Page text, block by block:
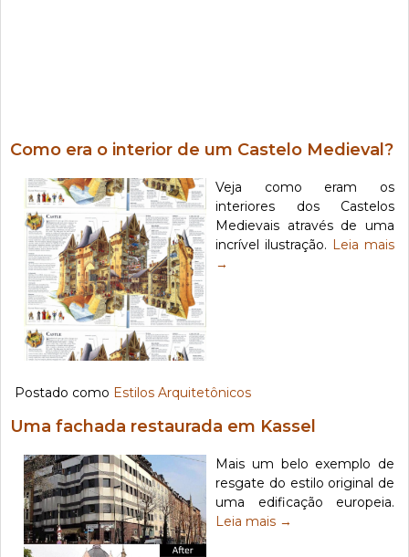
Como era o interior de um Castelo Medieval?
Veja como eram os
interiores dos Castelos
Medievais através de uma
incrível ilustração. Leia mais
→
Postado como Estilos Arquitetônicos
Uma fachada restaurada em Kassel
Mais um belo exemplo de
resgate do estilo original de
uma edificação europeia.
Leia mais →